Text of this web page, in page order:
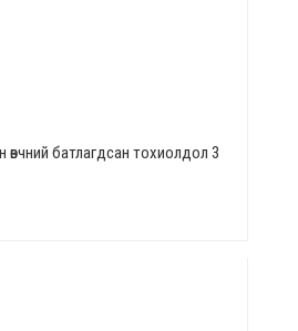
батлагдсан тохиолдол 3